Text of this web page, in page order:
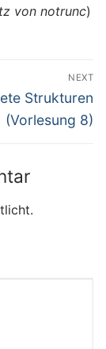
von notrunc)
NEXT
Strukturen
(Vorlesung 8)